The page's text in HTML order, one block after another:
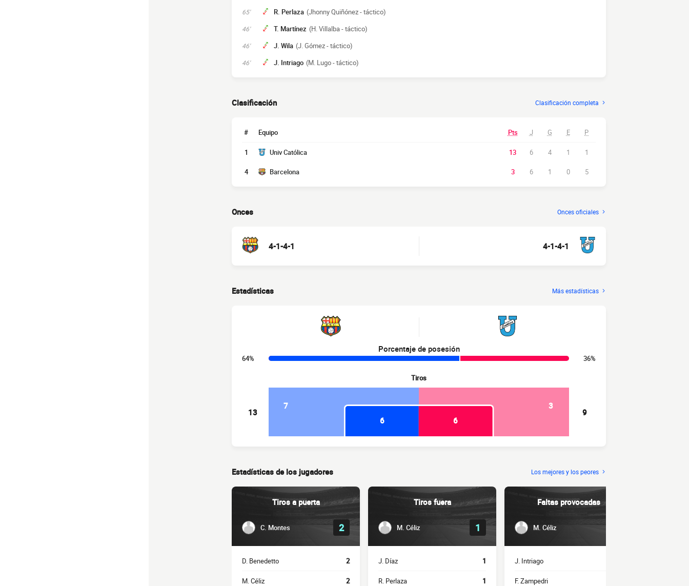
65' R. Perlaza (Jhonny Quiñónez - táctico)
46' T. Martínez (H. Villalba - táctico)
46' J. Wila (J. Gómez - táctico)
46' J. Intriago (M. Lugo - táctico)
Clasificación Clasificación completa
# Equipo Pts J G E P
1 Univ Católica 13 6 4 1 1
4 Barcelona 3 6 1 0 5
Onces Onces oficiales
4-1-4-1 4-1-4-1
Estadísticas Más estadísticas
Porcentaje de posesión
64% 36%
Tiros
13
7
3
6
6
9
Estadísticas de los jugadores Los mejores y los peores
Tiros a puerta
C. Montes 2
D. Benedetto 2
M. Céliz 2
Tiros fuera
M. Céliz 1
J. Díaz 1
R. Perlaza 1
Faltas provocadas
M. Céliz
J. Intriago
F. Zampedri